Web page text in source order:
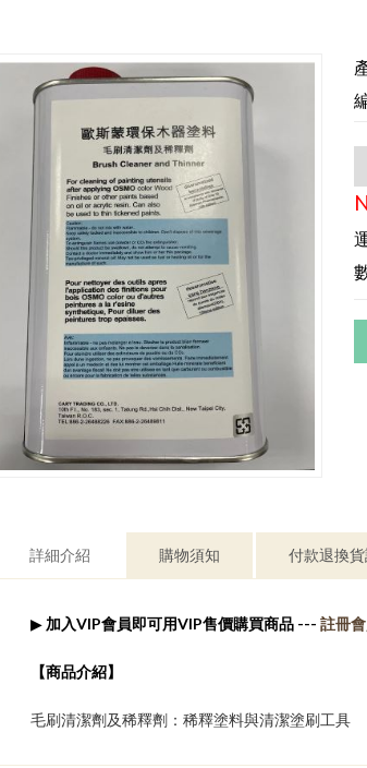
詳細介紹 購物須知 付款退換
▶ 加入VIP會員即可用VIP售價購買商品 --- 註冊
​【商品介紹】
毛刷清潔劑及稀釋劑：稀釋塗料與清潔塗刷工具